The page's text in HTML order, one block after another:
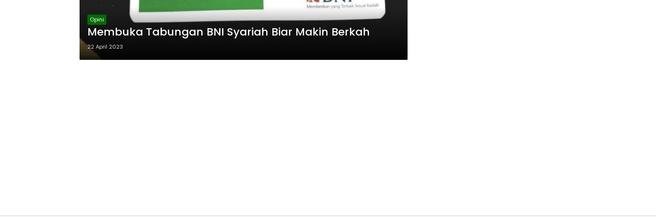
Opini
Membuka Tabungan BNI Syariah Biar Makin Berkah
22 April 2023